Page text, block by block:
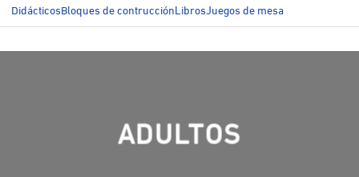
DidácticosBloques de contrucciónLibrosJuegos de mesa
ADULTOS